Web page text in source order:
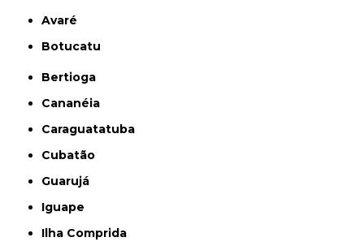
Avaré
Botucatu
Bertioga
Cananéia
Caraguatatuba
Cubatão
Guarujá
Iguape
Ilha Comprida